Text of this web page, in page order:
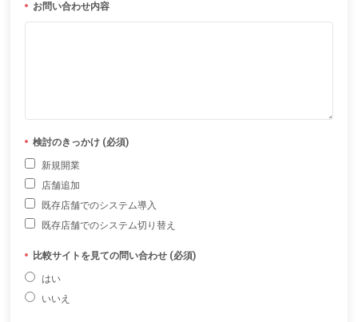
お問い合わせ内容
検討のきっかけ (必須)
新規開業
店舗追加
既存店舗でのシステム導入
既存店舗でのシステム切り替え
比較サイトを見ての問い合わせ (必須)
はい
いいえ